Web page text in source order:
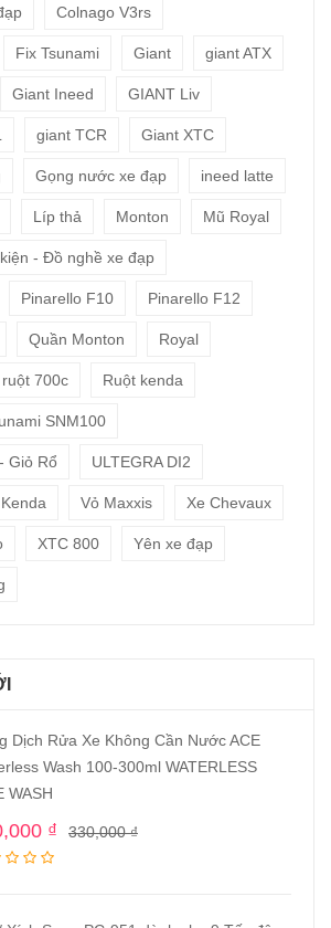
Colnago V3rs
Fix Tsunami Giant giant ATX
Giant Ineed GIANT Liv
giant TCR Giant XTC
Gọng nước xe đạp ineed latte
Líp thả Monton Mũ Royal
- Đồ nghề xe đạp
Pinarello F10 Pinarello F12
Quần Monton Royal
ruột 700c Ruột kenda
SNM100
Giỏ Rổ ULTEGRA DI2
Vỏ Maxxis Xe Chevaux
XTC 800 Yên xe đạp
Dịch Rửa Xe Không Cần Nước ACE
Wash 100-300ml WATERLESS
WASH
330,000₫
₫